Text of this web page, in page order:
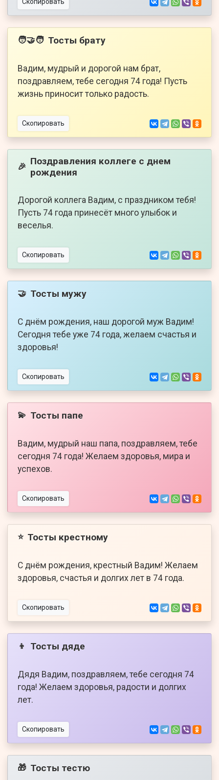
🧑‍🤝‍🧑 Тосты брату
Вадим, мудрый и дорогой нам брат,
поздравляем, тебе сегодня 74 года! Пусть
жизнь приносит только радость.
Скопировать
🎉 Поздравления коллеге с днем
рождения
Дорогой коллега Вадим, с праздником тебя!
Пусть 74 года принесёт много улыбок и
веселья.
Скопировать
🤝 Тосты мужу
С днём рождения, наш дорогой муж Вадим!
Сегодня тебе уже 74 года, желаем счастья и
здоровья!
Скопировать
💫 Тосты папе
Вадим, мудрый наш папа, поздравляем, тебе
сегодня 74 года! Желаем здоровья, мира и
успехов.
Скопировать
⭐ Тосты крестному
С днём рождения, крестный Вадим! Желаем
здоровья, счастья и долгих лет в 74 года.
Скопировать
👦 Тосты дяде
Дядя Вадим, поздравляем, тебе сегодня 74
года! Желаем здоровья, радости и долгих
лет.
Скопировать
🎁 Тосты тестю